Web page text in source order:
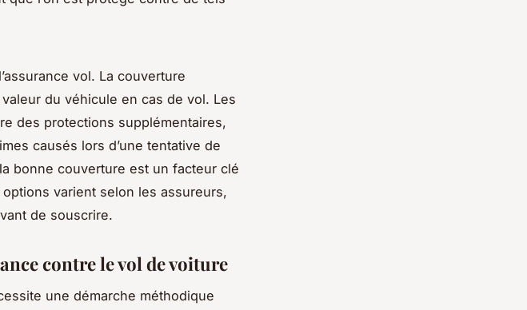
vol. La couverture
du véhicule en cas de vol. Les
des protections supplémentaires,
causés lors d’une tentative de
bonne couverture est un facteur clé
varient selon les assureurs,
de souscrire.
contre le vol de voiture
une démarche méthodique